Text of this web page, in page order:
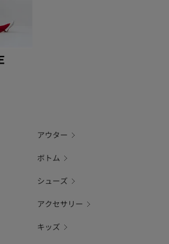
アウター
ボトム
シューズ
アクセサリー
キッズ